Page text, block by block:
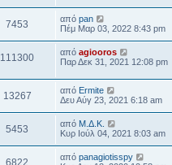
7453 από pan
Πέμ Μαρ 03, 2022 8:43 pm
111300 από agiooros
Παρ Δεκ 31, 2021 12:08 pm
13267 από Ermite
Δευ Αύγ 23, 2021 6:18 am
5453 από Μ.Δ.Κ.
Κυρ Ιούλ 04, 2021 8:03 am
6822 από panagiotisspy